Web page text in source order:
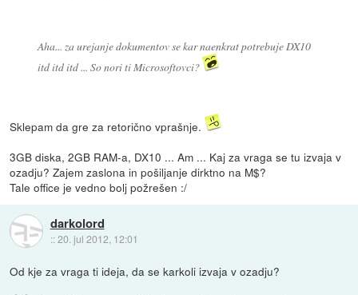
Aha... za urejanje dokumentov se kar naenkrat potrebuje DX10
itd itd itd ... So nori ti Microsoftovci?
Sklepam da gre za retorično vprašnje.
3GB diska, 2GB RAM-a, DX10 ... Am ... Kaj za vraga se tu izvaja v
ozadju? Zajem zaslona in pošiljanje dirktno na M$?
Tale office je vedno bolj požrešen :/
darkolord
::20. jul 2012, 12:01
Od kje za vraga ti ideja, da se karkoli izvaja v ozadju?